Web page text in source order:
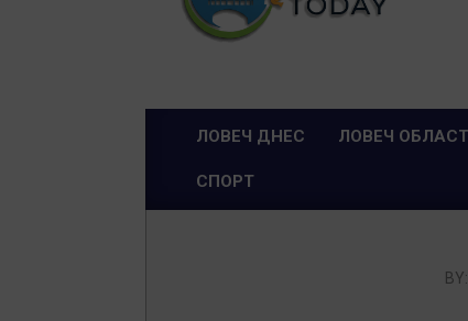
Primary
ЛОВЕЧ ДНЕС ЛОВЕЧ ОБЛАСТ
СПОРТ
BY: